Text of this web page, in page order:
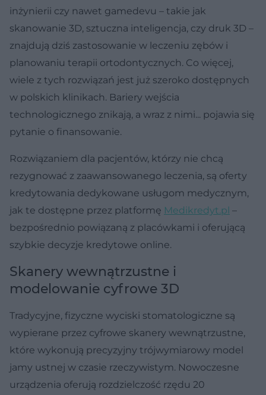
inżynierii czy nawet gamedevu – takie jak
skanowanie 3D, sztuczna inteligencja, czy druk 3D –
znajdują dziś zastosowanie w leczeniu zębów i
planowaniu terapii ortodontycznych. Co więcej,
wiele z tych rozwiązań jest już szeroko dostępnych
w polskich klinikach. Bariery wejścia
technologicznego znikają, a wraz z nimi... pojawia się
pytanie o finansowanie.
Rozwiązaniem dla pacjentów, którzy nie chcą
rezygnować z zaawansowanego leczenia, są oferty
kredytowania dedykowane usługom medycznym,
jak te dostępne przez platformę Medikredyt.pl –
bezpośrednio powiązaną z placówkami i oferującą
szybkie decyzje kredytowe online.
Skanery wewnątrzustne i
modelowanie cyfrowe 3D
Tradycyjne, fizyczne wyciski stomatologiczne są
wypierane przez cyfrowe skanery wewnątrzustne,
które wykonują precyzyjny trójwymiarowy model
jamy ustnej w czasie rzeczywistym. Nowoczesne
urządzenia oferują rozdzielczość rzędu 20